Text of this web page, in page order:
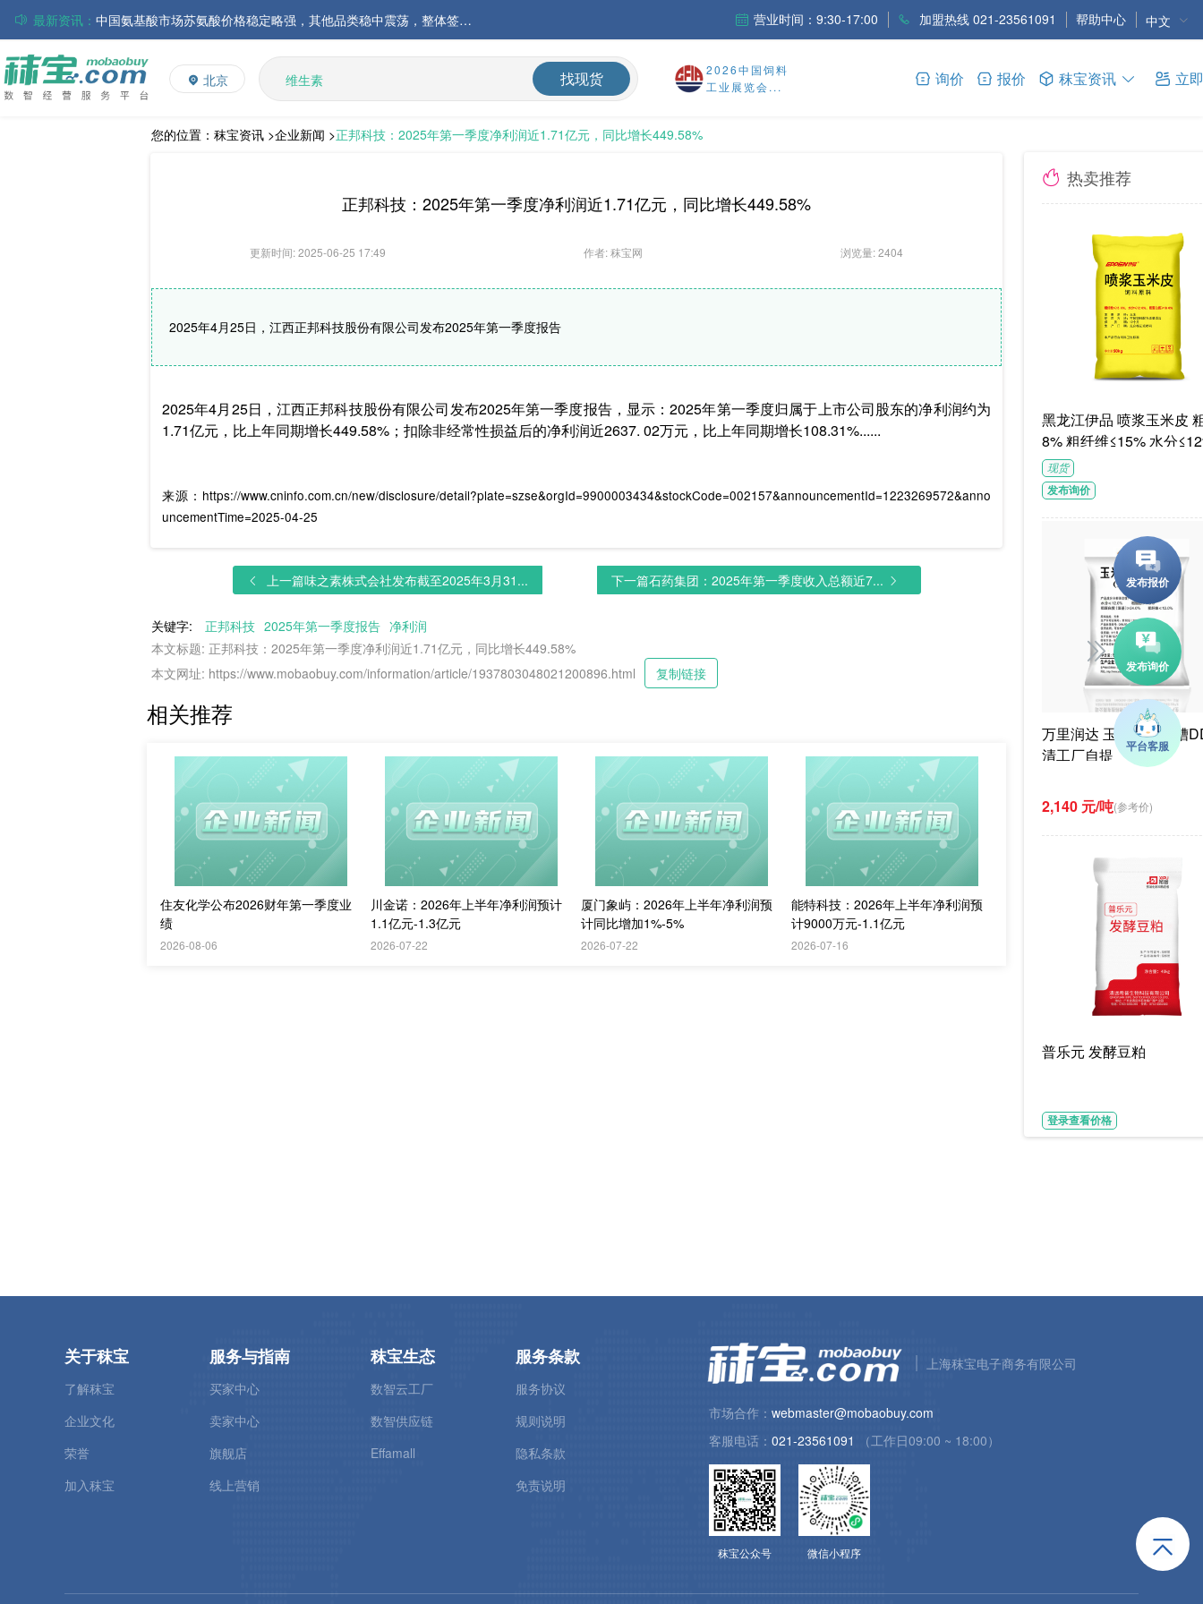
最新资讯：
中国氨基酸市场苏氨酸价格稳定略强，其他品类稳中震荡，整体签单清淡；欧洲物流成本进一步上升
磷酸氢钙市场行情走弱；小苏打和乳清粉市场价格稳定运行
帝斯曼-芬美意发布2026年上半年业绩
巴斯夫集团发布2026年第二季度财务报告
丸红株式会社发布截至2026年6月30日前3个月的合并财务报告
住友化学公布2026财年第一季度业绩
营业时间：9:30-17:00 加盟热线 021-23561091 帮助中心 中文
北京
L-赖氨酸硫酸盐
多维
多矿
维生素
饲料添加剂
找现货
2026中国饲料
工业展览会...
询价 报价 秣宝资讯 立
您的位置： 秣宝资讯 >企业新闻 >正邦科技：2025年第一季度净利润近1.71亿元，同比增长449.58%
正邦科技：2025年第一季度净利润近1.71亿元，同比增长449.58%
更新时间: 2025-06-25 17:49 作者: 秣宝网 浏览量: 2404
2025年4月25日，江西正邦科技股份有限公司发布2025年第一季度报告
2025年4月25日，江西正邦科技股份有限公司发布2025年第一季度报告，显示：2025年第一季度归属于上市公司股东的净利润约为
1.71亿元，比上年同期增长449.58%；扣除非经常性损益后的净利润近2637. 02万元，比上年同期增长108.31%......
来源：https://www.cninfo.com.cn/new/disclosure/detail?plate=szse&orgId=9900003434&stockCode=002157&announcementId=1223269572&anno
uncementTime=2025-04-25
上一篇味之素株式会社发布截至2025年3月31... 下一篇石药集团：2025年第一季度收入总额近7...
关键字: 正邦科技 2025年第一季度报告 净利润
本文标题: 正邦科技：2025年第一季度净利润近1.71亿元，同比增长449.58%
本文网址: https://www.mobaobuy.com/information/article/1937803048021200896.html
复制链接
相关推荐
住友化学公布2026财年第一季度业
绩
2026-08-06
川金诺：2026年上半年净利润预计
1.1亿元-1.3亿元
2026-07-22
厦门象屿：2026年上半年净利润预
计同比增加1%-5%
2026-07-22
能特科技：2026年上半年净利润预
计9000万元-1.1亿元
2026-07-16
热卖推荐
黑龙江伊品 喷浆玉米皮 粗蛋白≥1
8% 粗纤维≤15% 水分
G/袋饲料级褐色或浅褐
体
现货
发布询价
万里润达 玉米干酒精糟
清工厂自提
2,140 元/吨(参考价)
普乐元 发酵豆粕
登录查看价格
关于秣宝
了解秣宝
企业文化
荣誉
加入秣宝
服务与指南
买家中心
卖家中心
旗舰店
线上营销
秣宝生态
数智云工厂
数智供应链
Effamall
服务条款
服务协议
规则说明
隐私条款
免责说明
上海秣宝电子商务有限公司
市场合作： webmaster@mobaobuy.com
客服电话： 021-23561091 （工作日09:00 ~ 18:00）
秣宝公众号 微信小程序